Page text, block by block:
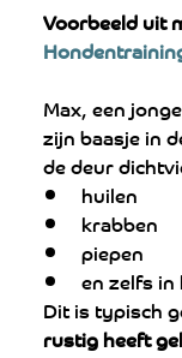
Voorbeeld uit
Max, een
zijn baasje in
de deur
huilen
krabben
piepen
en zelfs
Dit is typisch
rustig heeft